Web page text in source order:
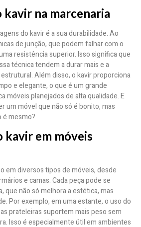
kavir na marcenaria
do kavir é a sua durabilidade. Ao
de junção, que podem falhar com o
resistência superior. Isso significa que
técnica tendem a durar mais e a
Além disso, o kavir proporciona
e elegante, o que é um grande
móveis planejados de alta qualidade. E
um móvel que não só é bonito, mas
mesmo?
kavir em móveis
em diversos tipos de móveis, desde
e camas. Cada peça pode se
que não só melhora a estética, mas
Por exemplo, em uma estante, o uso do
prateleiras suportem mais peso sem
Isso é especialmente útil em ambientes